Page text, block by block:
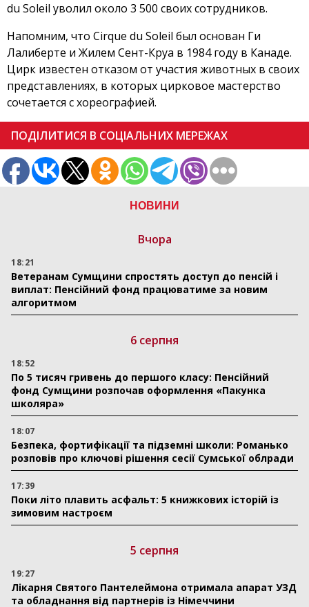
НОВИНИ
Вчора
18:21
Ветеранам Сумщини спростять доступ до пенсій і
виплат: Пенсійний фонд працюватиме за новим
алгоритмом
6 серпня
18:52
По 5 тисяч гривень до першого класу: Пенсійний
фонд Сумщини розпочав оформлення «Пакунка
школяра»
18:07
Безпека, фортифікації та підземні школи: Романько
розповів про ключові рішення сесії Сумської облради
17:39
Поки літо плавить асфальт: 5 книжкових історій із
зимовим настроєм
5 серпня
19:27
Лікарня Святого Пантелеймона отримала апарат УЗД
та обладнання від партнерів із Німеччини
du Soleil уволил около 3 500 своих сотрудников.
Напомним, что Cirque du Soleil был основан Ги
Лалиберте и Жилем Сент-Круа в 1984 году в Канаде.
Цирк известен отказом от участия животных в своих
представлениях, в которых цирковое мастерство
сочетается с хореографией.
ПОДІЛИТИСЯ В СОЦІАЛЬНИХ МЕРЕЖАХ